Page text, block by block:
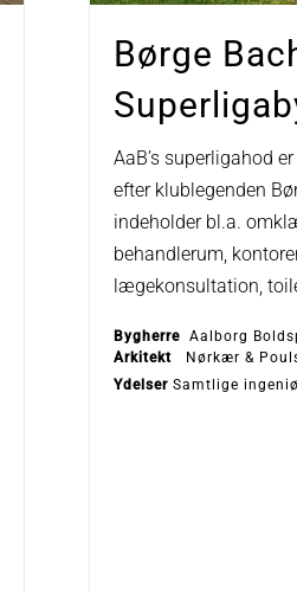
Børge
AaB’s superligahod
efter klublegenden
indeholder bl.a.
behandlerum,
lægekonsultation,
BygherreAalborg
ArkitektNørkær &
YdelserSamtlige